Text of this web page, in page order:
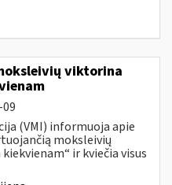
viktorina
(VMI) informuoja apie
moksleivių
ir kviečia visus